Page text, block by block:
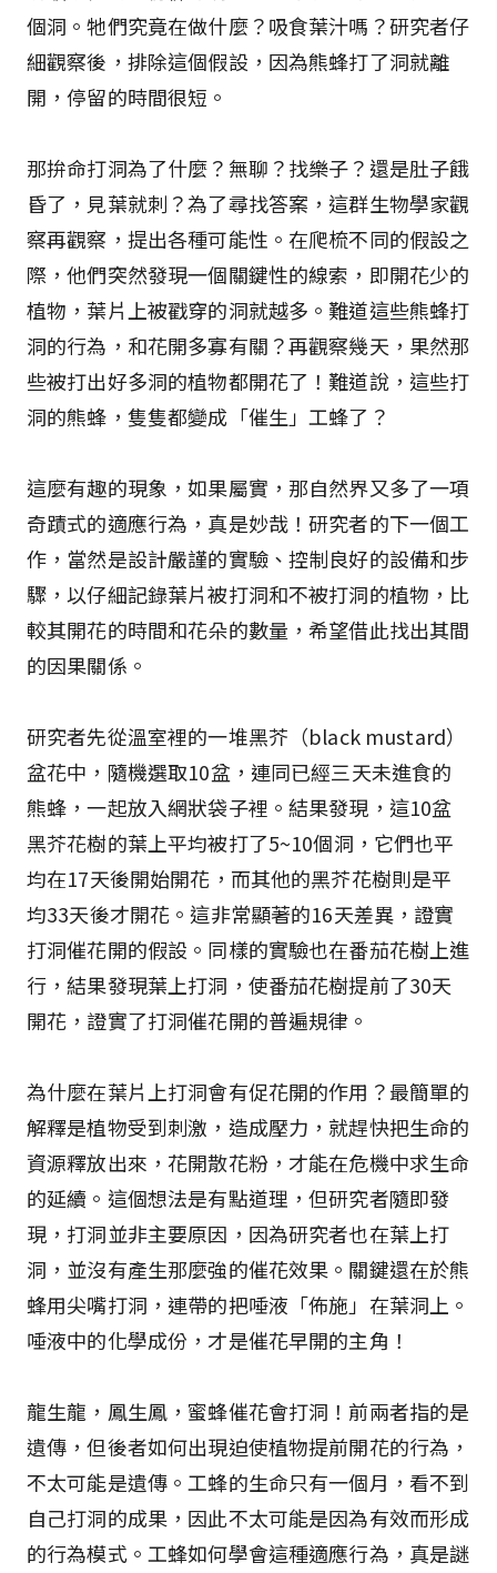
個洞。牠們究竟在做什麼？吸食葉汁嗎？研究者仔
細觀察後，排除這個假設，因為熊蜂打了洞就離
開，停留的時間很短。
那拚命打洞為了什麼？無聊？找樂子？還是肚子餓
昏了，見葉就刺？為了尋找答案，這群生物學家觀
察再觀察，提出各種可能性。在爬梳不同的假設之
際，他們突然發現一個關鍵性的線索，即開花少的
植物，葉片上被戳穿的洞就越多。難道這些熊蜂打
洞的行為，和花開多寡有關？再觀察幾天，果然那
些被打出好多洞的植物都開花了！難道說，這些打
洞的熊蜂，隻隻都變成「催生」工蜂了？
這麼有趣的現象，如果屬實，那自然界又多了一項
奇蹟式的適應行為，真是妙哉！研究者的下一個工
作，當然是設計嚴謹的實驗、控制良好的設備和步
驟，以仔細記錄葉片被打洞和不被打洞的植物，比
較其開花的時間和花朵的數量，希望借此找出其間
的因果關係。
研究者先從溫室裡的一堆黑芥（black mustard）
盆花中，隨機選取10盆，連同已經三天未進食的
熊蜂，一起放入網狀袋子裡。結果發現，這10盆
黑芥花樹的葉上平均被打了5~10個洞，它們也平
均在17天後開始開花，而其他的黑芥花樹則是平
均33天後才開花。這非常顯著的16天差異，證實
打洞催花開的假設。同樣的實驗也在番茄花樹上進
行，結果發現葉上打洞，使番茄花樹提前了30天
開花，證實了打洞催花開的普遍規律。
為什麼在葉片上打洞會有促花開的作用？最簡單的
解釋是植物受到刺激，造成壓力，就趕快把生命的
資源釋放出來，花開散花粉，才能在危機中求生命
的延續。這個想法是有點道理，但研究者隨即發
現，打洞並非主要原因，因為研究者也在葉上打
洞，並沒有產生那麼強的催花效果。關鍵還在於熊
蜂用尖嘴打洞，連帶的把唾液「佈施」在葉洞上。
唾液中的化學成份，才是催花早開的主角！
龍生龍，鳳生鳳，蜜蜂催花會打洞！前兩者指的是
遺傳，但後者如何出現迫使植物提前開花的行為，
不太可能是遺傳。工蜂的生命只有一個月，看不到
自己打洞的成果，因此不太可能是因為有效而形成
的行為模式。工蜂如何學會這種適應行為，真是謎